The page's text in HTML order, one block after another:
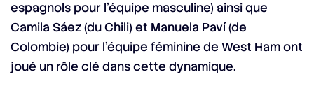
espagnols pour l’équipe masculine) ainsi que
Camila Sáez (du Chili) et Manuela Paví (de
Colombie) pour l’équipe féminine de West Ham ont
joué un rôle clé dans cette dynamique.